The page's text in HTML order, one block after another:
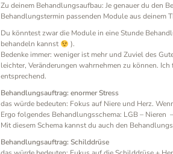
Zu deinem Behandlungsaufbau: Je genauer du den
Behandlungstermin passenden Module aus deinem
Du könntest zwar die Module in eine Stunde
behandeln kannst
).
Bedenke immer: weniger ist mehr und Zuviel des
leichter, Veränderungen wahrnehmen zu können.
entsprechend.
Behandlungsauftrag: enormer Stress
das würde bedeuten: Fokus auf Niere und Herz.
Ergo folgendes Behandlungsschema: LGB – Nieren
Mit diesem Schema kannst du auch den
Behandlungsauftrag: Schilddrüse